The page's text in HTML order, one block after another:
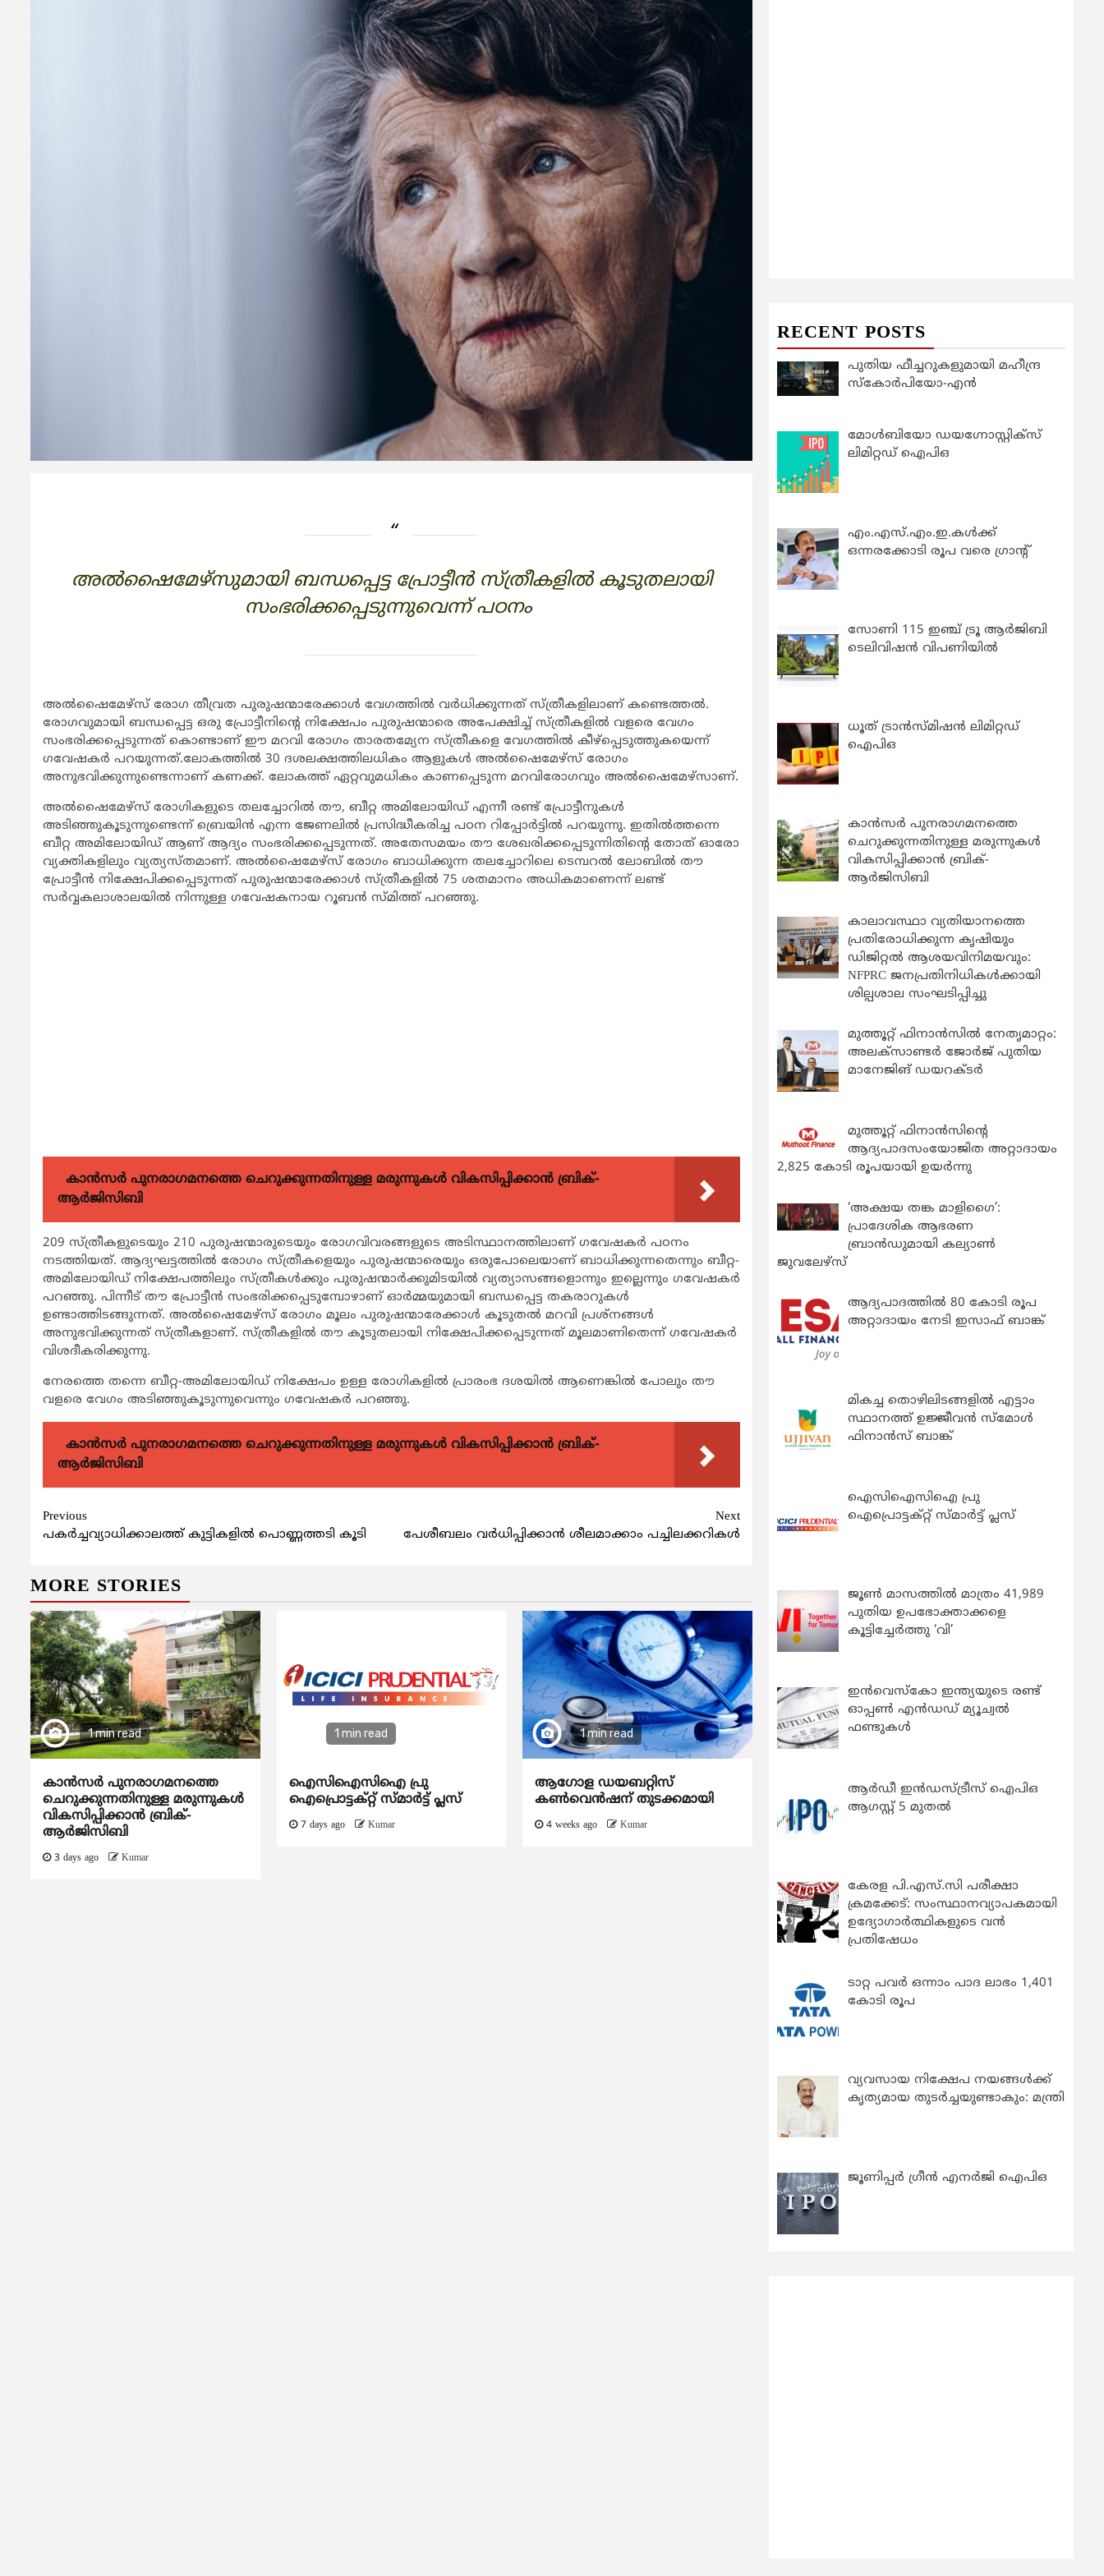
അല്‍ഷൈമേഴ്‌സുമായി ബന്ധപ്പെട്ട പ്രോട്ടീന്‍ സ്ത്രീകളില്‍ കൂടുതലായി
സംഭരിക്കപ്പെടുന്നുവെന്ന് പഠനം
അല്‍ഷൈമേഴ്‌സ് രോഗ തീവ്രത പുരുഷന്മാരേക്കാള്‍ വേഗത്തില്‍ വര്‍ധിക്കുന്നത് സ്ത്രീകളിലാണ് കണ്ടെത്തല്‍.
രോഗവുമായി ബന്ധപ്പെട്ട ഒരു പ്രോട്ടീനിന്റെ നിക്ഷേപം പുരുഷന്മാരെ അപേക്ഷിച്ച് സ്ത്രീകളില്‍ വളരെ വേഗം
സംഭരിക്കപ്പെടുന്നത് കൊണ്ടാണ് ഈ മറവി രോഗം താരതമ്യേന സ്ത്രീകളെ വേഗത്തില്‍ കീഴ്‌പ്പെടുത്തുകയെന്ന്
ഗവേഷകര്‍ പറയുന്നത്.ലോകത്തില്‍ 30 ദശലക്ഷത്തിലധികം ആളുകള്‍ അല്‍ഷൈമേഴ്‌സ് രോഗം
അനുഭവിക്കുന്നുണ്ടെന്നാണ് കണക്ക്. ലോകത്ത് ഏറ്റവുമധികം കാണപ്പെടുന്ന മറവിരോഗവും അല്‍ഷൈമേഴ്‌സാണ്.
അല്‍ഷൈമേഴ്‌സ് രോഗികളുടെ തലച്ചോറില്‍ തൗ, ബീറ്റ അമിലോയിഡ് എന്നീ രണ്ട് പ്രോട്ടീനുകള്‍
അടിഞ്ഞുകൂടുന്നുണ്ടെന്ന് ബ്രെയിന്‍ എന്ന ജേണലില്‍ പ്രസിദ്ധീകരിച്ച പഠന റിപ്പോര്‍ട്ടില്‍ പറയുന്നു. ഇതില്‍ത്തന്നെ
ബീറ്റ അമിലോയിഡ് ആണ് ആദ്യം സംഭരിക്കപ്പെടുന്നത്. അതേസമയം തൗ ശേഖരിക്കപ്പെടുന്നിതിന്റെ തോത് ഓരോ
വ്യക്തികളിലും വ്യത്യസ്തമാണ്. അല്‍ഷൈമേഴ്‌സ് രോഗം ബാധിക്കുന്ന തലച്ചോറിലെ ടെമ്പറല്‍ ലോബില്‍ തൗ
പ്രോട്ടീന്‍ നിക്ഷേപിക്കപ്പെടുന്നത് പുരുഷന്മാരേക്കാള്‍ സ്ത്രീകളില്‍ 75 ശതമാനം അധികമാണെന്ന് ലണ്ട്
സര്‍വ്വകലാശാലയില്‍ നിന്നുള്ള ഗവേഷകനായ റൂബന്‍ സ്മിത്ത് പറഞ്ഞു.
കാന്‍സര്‍ പുനരാഗമനത്തെ ചെറുക്കുന്നതിനുള്ള മരുന്നുകള്‍ വികസിപ്പിക്കാന്‍ ബ്രിക്-
ആര്‍ജിസിബി
209 സ്ത്രീകളുടെയും 210 പുരുഷന്മാരുടെയും രോഗവിവരങ്ങളുടെ അടിസ്ഥാനത്തിലാണ് ഗവേഷകര്‍ പഠനം
നടത്തിയത്. ആദ്യഘട്ടത്തില്‍ രോഗം സ്ത്രീകളെയും പുരുഷന്മാരെയും ഒരുപോലെയാണ് ബാധിക്കുന്നതെന്നും ബീറ്റ-
അമിലോയിഡ് നിക്ഷേപത്തിലും സ്ത്രീകള്‍ക്കും പുരുഷന്മാര്‍ക്കുമിടയില്‍ വ്യത്യാസങ്ങളൊന്നും ഇല്ലെന്നും ഗവേഷകര്‍
പറഞ്ഞു. പിന്നീട് തൗ പ്രോട്ടീന്‍ സംഭരിക്കപ്പെടുമ്പോഴാണ് ഓര്‍മ്മയുമായി ബന്ധപ്പെട്ട തകരാറുകള്‍
ഉണ്ടാത്തിടങ്ങുന്നത്. അല്‍ഷൈമേഴ്‌സ് രോഗം മൂലം പുരുഷന്മാരേക്കാള്‍ കൂടുതല്‍ മറവി പ്രശ്‌നങ്ങള്‍
അനുഭവിക്കുന്നത് സ്ത്രീകളാണ്. സ്ത്രീകളില്‍ തൗ കൂടുതലായി നിക്ഷേപിക്കപ്പെടുന്നത് മൂലമാണിതെന്ന് ഗവേഷകര്‍
വിശദീകരിക്കുന്നു.
നേരത്തെ തന്നെ ബീറ്റ-അമിലോയിഡ് നിക്ഷേപം ഉള്ള രോഗികളില്‍ പ്രാരംഭ ദശയില്‍ ആണെങ്കില്‍ പോലും തൗ
വളരെ വേഗം അടിഞ്ഞുകൂടുന്നുവെന്നും ഗവേഷകര്‍ പറഞ്ഞു.
കാന്‍സര്‍ പുനരാഗമനത്തെ ചെറുക്കുന്നതിനുള്ള മരുന്നുകള്‍ വികസിപ്പിക്കാന്‍ ബ്രിക്-
ആര്‍ജിസിബി
Continue
Reading
Previous
പകര്‍ച്ചവ്യാധിക്കാലത്ത് കുട്ടികളില്‍ പൊണ്ണത്തടി കൂടി
Next
പേശീബലം വര്‍ധിപ്പിക്കാന്‍ ശീലമാക്കാം പച്ചിലക്കറികള്‍
MORE STORIES
1 min read
കാന്‍സര്‍ പുനരാഗമനത്തെ
ചെറുക്കുന്നതിനുള്ള മരുന്നുകള്‍
വികസിപ്പിക്കാന്‍ ബ്രിക്-
ആര്‍ജിസിബി
3 days ago Kumar
1 min read
ഐസിഐസിഐ പ്രു
ഐപ്രൊട്ടക്റ്റ് സ്മാർട്ട് പ്ലസ്
7 days ago Kumar
1 min read
ആഗോള ഡയബറ്റിസ്
കണ്‍വെന്‍ഷന് തുടക്കമായി
4 weeks ago Kumar
RECENT POSTS
പുതിയ ഫീച്ചറുകളുമായി മഹീന്ദ്ര
സ്കോർപിയോ-എൻ
മോൾബിയോ ഡയഗ്നോസ്റ്റിക്സ്
ലിമിറ്റഡ് ഐപിഒ
എം.എസ്.എം.ഇ.കൾക്ക്
ഒന്നരക്കോടി രൂപ വരെ ഗ്രാന്റ്
സോണി 115 ഇഞ്ച് ട്രൂ ആർജിബി
ടെലിവിഷൻ വിപണിയിൽ
ധൂത് ട്രാൻസ്മിഷൻ ലിമിറ്റഡ്
ഐപിഒ
കാന്‍സര്‍ പുനരാഗമനത്തെ
ചെറുക്കുന്നതിനുള്ള മരുന്നുകള്‍
വികസിപ്പിക്കാന്‍ ബ്രിക്-
ആര്‍ജിസിബി
കാലാവസ്ഥാ വ്യതിയാനത്തെ
പ്രതിരോധിക്കുന്ന കൃഷിയും
ഡിജിറ്റൽ ആശയവിനിമയവും:
NFPRC ജനപ്രതിനിധികൾക്കായി
ശില്പശാല സംഘടിപ്പിച്ചു
മുത്തൂറ്റ് ഫിനാൻസിൽ നേതൃമാറ്റം:
അലക്സാണ്ടർ ജോർജ് പുതിയ
മാനേജിങ് ഡയറക്ടർ
മുത്തൂറ്റ് ഫിനാൻസിന്റെ
ആദ്യപാദസംയോജിത അറ്റാദായം
2,825 കോടി രൂപയായി ഉയർന്നു
‘അക്ഷയ തങ്ക മാളിഗൈ’:
പ്രാദേശിക ആഭരണ
ബ്രാന്‍ഡുമായി കല്യാണ്‍
ജുവലേഴ്‌സ്
ആദ്യപാദത്തിൽ 80 കോടി രൂപ
അറ്റാദായം നേടി ഇസാഫ് ബാങ്ക്
മികച്ച തൊഴിലിടങ്ങളിൽ എട്ടാം
സ്ഥാനത്ത് ഉജ്ജീവൻ സ്മോൾ
ഫിനാൻസ് ബാങ്ക്
ഐസിഐസിഐ പ്രു
ഐപ്രൊട്ടക്റ്റ് സ്മാർട്ട് പ്ലസ്
ജൂൺ മാസത്തിൽ മാത്രം 41,989
പുതിയ ഉപഭോക്താക്കളെ
കൂട്ടിച്ചേർത്തു ‘വി’
ഇന്‍വെസ്കോ ഇന്ത്യയുടെ രണ്ട്
ഓപ്പണ്‍ എന്‍ഡഡ് മ്യൂച്വല്‍
ഫണ്ടുകള്‍
ആർഡീ ഇൻഡസ്ട്രീസ് ഐപിഒ
ആഗസ്റ്റ് 5 മുതൽ
കേരള പി.എസ്.സി പരീക്ഷാ
ക്രമക്കേട്: സംസ്ഥാനവ്യാപകമായി
ഉദ്യോഗാര്‍ത്ഥികളുടെ വന്‍
പ്രതിഷേധം
ടാറ്റ പവർ ഒന്നാം പാദ ലാഭം 1,401
കോടി രൂപ
വ്യവസായ നിക്ഷേപ നയങ്ങള്‍ക്ക്
കൃത്യമായ തുടര്‍ച്ചയുണ്ടാകും: മന്ത്രി
ജൂണിപ്പർ ഗ്രീൻ എനർജി ഐപിഒ